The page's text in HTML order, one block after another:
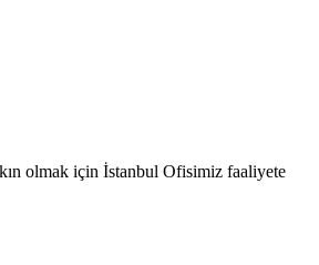
olmak için İstanbul Ofisimiz faaliyete